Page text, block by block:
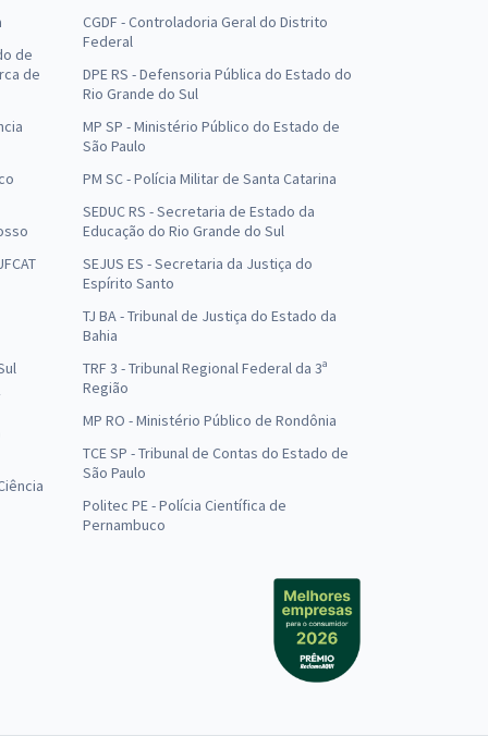
de
de
CGDF - Controladoria Geral do Distrito
Federal
DPE RS - Defensoria Pública do Estado do
Rio Grande do Sul
MP SP - Ministério Público do Estado de
São Paulo
PM SC - Polícia Militar de Santa Catarina
SEDUC RS - Secretaria de Estado da
Educação do Rio Grande do Sul
SEJUS ES - Secretaria da Justiça do
Espírito Santo
TJ BA - Tribunal de Justiça do Estado da
Bahia
TRF 3 - Tribunal Regional Federal da 3ª
Região
MP RO - Ministério Público de Rondônia
TCE SP - Tribunal de Contas do Estado de
São Paulo
Politec PE - Polícia Científica de
Pernambuco